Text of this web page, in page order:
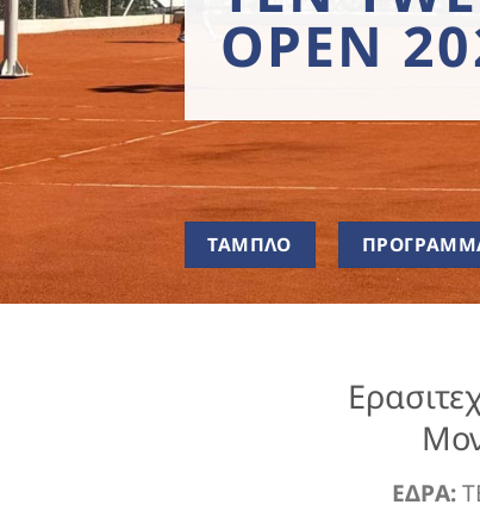
OPEN
ΤΑΜΠΛΟ
ΕΔΡΑ: